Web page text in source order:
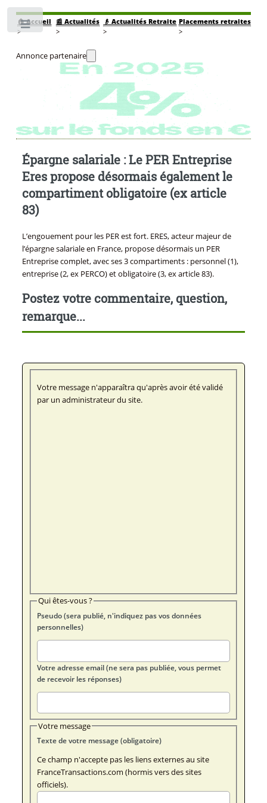
🏠Accueil
>
📰 Actualités
>
👴 Actualités Retraite
>
Placements retraites
>
Annonce partenaire
Épargne salariale : Le PER Entreprise
Eres propose désormais également le
compartiment obligatoire (ex article
83)
L’engouement pour les PER est fort. ERES, acteur majeur de
l’épargne salariale en France, propose désormais un PER
Entreprise complet, avec ses 3 compartiments : personnel (1),
entreprise (2, ex PERCO) et obligatoire (3, ex article 83).
Postez votre commentaire, question,
remarque...
Votre message n'apparaîtra qu'après avoir été validé
par un administrateur du site.
Qui êtes-vous ?
Pseudo (sera publié, n'indiquez pas vos données
personnelles)
Votre adresse email (ne sera pas publiée, vous permet
de recevoir les réponses)
Votre message
Texte de votre message (obligatoire)
Ce champ n'accepte pas les liens externes au site
FranceTransactions.com (hormis vers des sites
officiels).
Toggle